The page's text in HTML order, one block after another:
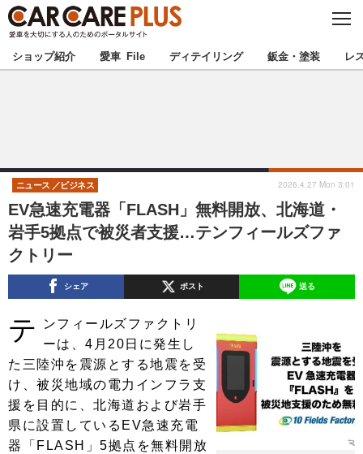
C
S
E
★カーケアプラス認定★ 厳選プロショップを地域から探す
甲信越 北陸
東海 関西
中国
九州 沖縄
注目の記事
ショップレポート 愛車 File
自動車豆知識 ストップ！不具合修理＆粗悪修理
鈑金・塗装
ディテイリング
ディテイリング 洗車
ヘッドライト磨き コーティング
鈑金・塗装
小キズ直し
特集記事
ショップ紹介 愛車 File ディテイリング 鈑金・塗装 レ
EV急速充電器「FLASH」無料開放、北海道・
岩手5拠点で被災者支援…テンフィールズファ
クトリー
ニュース ビジネス 2026.4.27 Mon 3:01
シェア ポスト 送る
テ
ンフィールズファクトリ
ーは、4月20日に発生し
た三陸沖を震源とする地震を受
け、被災地域の電力インフラ支
援を目的に、北海道および岩手
県に設置しているEV急速充電
器「FLASH」5拠点を無料開放